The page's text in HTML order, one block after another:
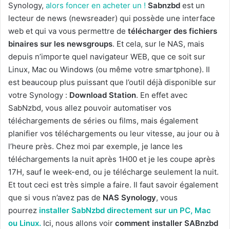
Synology, alors foncer en acheter un ! Sabnzbd est un
lecteur de news (newsreader) qui possède une interface
web et qui va vous permettre de télécharger des fichiers
binaires sur les newsgroups. Et cela, sur le NAS, mais
depuis n’importe quel navigateur WEB, que ce soit sur
Linux, Mac ou Windows (ou même votre smartphone). Il
est beaucoup plus puissant que l’outil déjà disponible sur
votre Synology : Download Station. En effet avec
SabNzbd, vous allez pouvoir automatiser vos
téléchargements de séries ou films, mais également
planifier vos téléchargements ou leur vitesse, au jour ou à
l’heure près. Chez moi par exemple, je lance les
téléchargements la nuit après 1H00 et je les coupe après
17H, sauf le week-end, ou je télécharge seulement la nuit.
Et tout ceci est très simple a faire. Il faut savoir également
que si vous n’avez pas de NAS Synology, vous
pourrez installer SabNzbd directement sur un PC, Mac
ou Linux. Ici, nous allons voir comment installer SABnzbd